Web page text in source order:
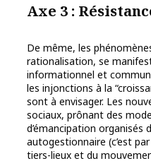
Axe 3 :
De même, les
rationalisation, se
informationnel et
les injonctions à la
sont à envisager. Les
sociaux, prônant des
d’émancipation organisés
autogestionnaire (c’est
tiers-lieux et du